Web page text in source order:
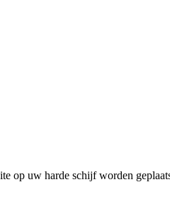
op uw harde schijf worden